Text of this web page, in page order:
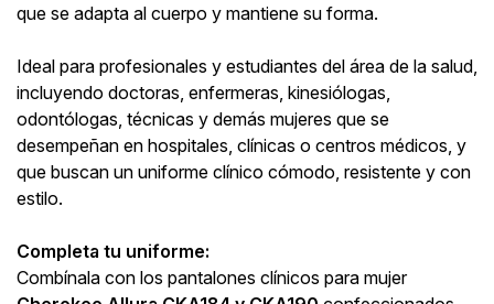
que se adapta al cuerpo y mantiene su forma.
Ideal para profesionales y estudiantes del área de la salud,
incluyendo doctoras, enfermeras, kinesiólogas,
odontólogas, técnicas y demás mujeres que se
desempeñan en hospitales, clínicas o centros médicos, y
que buscan un uniforme clínico cómodo, resistente y con
estilo.
Completa tu uniforme:
Combínala con los pantalones clínicos para mujer